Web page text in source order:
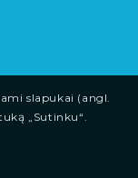
slapukai (angl.
„Sutinku“.